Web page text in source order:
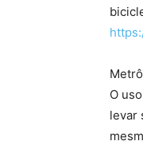
O
levar